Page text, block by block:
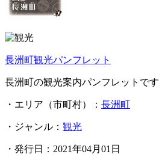
長洲町観光パンフレット
長洲町の観光案内パンフレットです
・エリア（市町村）： 長洲町
・ジャンル： 観光
・発行日：2021年04月01日